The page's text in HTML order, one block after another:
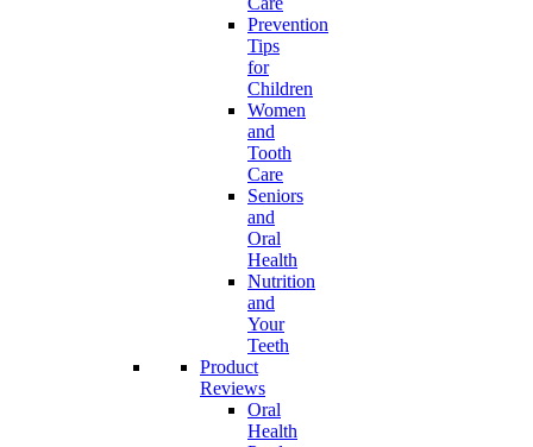
Prevention
Tips
for
Children
Women
and
Tooth
Care
Seniors
and
Oral
Health
Nutrition
and
Your
Teeth
Product
Reviews
Oral
Health